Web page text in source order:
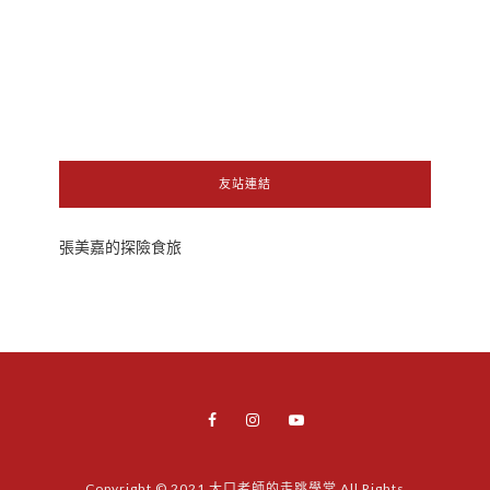
友站連結
張美嘉的探險食旅